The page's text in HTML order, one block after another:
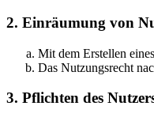
2. Einräumung von
Mit dem Erstellen
Das Nutzungsrecht
3. Pflichten des